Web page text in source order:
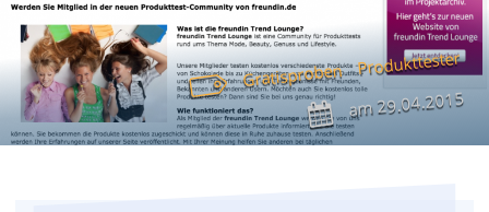
Gratisproben Produkttester
am29.04.2015